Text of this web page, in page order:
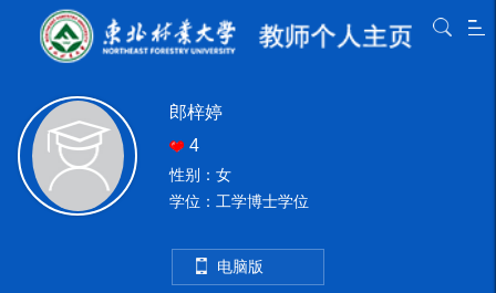
郎梓婷
4
性别：女
学位：工学博士学位
电脑版